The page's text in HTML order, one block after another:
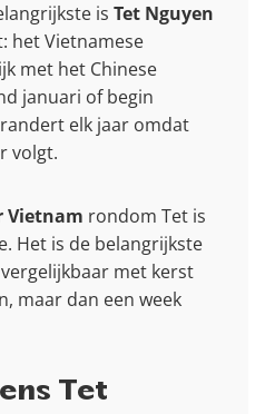
is Tet Nguyen
het Vietnamese
met het Chinese
januari of begin
elk jaar omdat
volgt.
Vietnam rondom Tet is
Het is de belangrijkste
met kerst
maar dan een week
Tet